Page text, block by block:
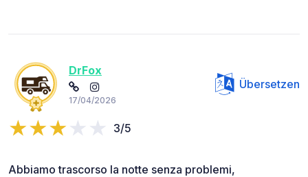
DrFox
17/04/2026
Übersetzen
3/5
Abbiamo trascorso la notte senza problemi,